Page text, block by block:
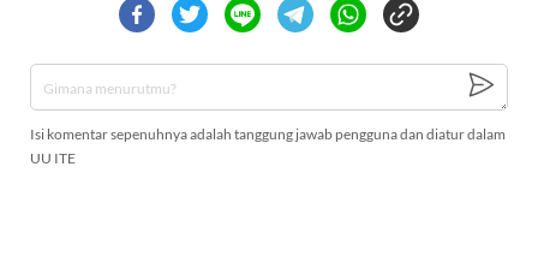
Isi komentar sepenuhnya adalah tanggung jawab pengguna dan diatur dalam
UU ITE